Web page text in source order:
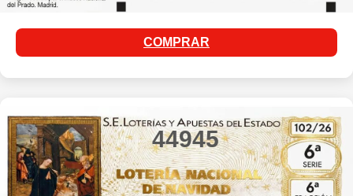
COMPRAR
44945